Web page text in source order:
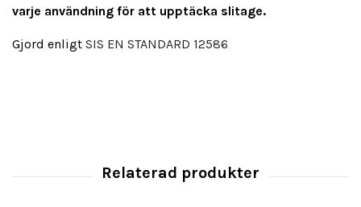
varje användning för att upptäcka slitage.
Gjord enligt SIS EN STANDARD 12586